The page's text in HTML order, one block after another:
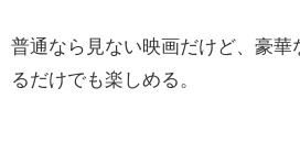
普通なら見ない映画だけど、豪華
るだけでも楽しめる。